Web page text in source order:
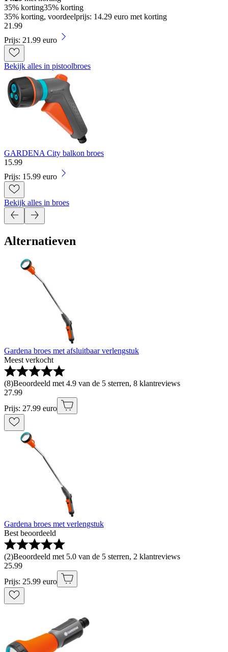
35% korting35% korting
35% korting, voordeelprijs: 14.29 euro met korting
21 .99
Prijs: 21.99 euro
Bekijk alles in pistoolbroes
GARDENA City balkon broes
15.99
Prijs: 15.99 euro
Bekijk alles in broes
Alternatieven
Gardena broes met afsluitbaar verlengstuk
Meest verkocht
(8)Beoordeeld met 4.9 van de 5 sterren, 8 klantreviews
27.99
Prijs: 27.99 euro
Gardena broes met verlengstuk
Best beoordeeld
(2)Beoordeeld met 5.0 van de 5 sterren, 2 klantreviews
25.99
Prijs: 25.99 euro